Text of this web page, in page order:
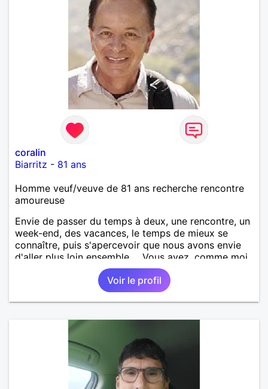
coralin
Biarritz - 81 ans
Homme veuf/veuve de 81 ans recherche rencontre
amoureuse
Envie de passer du temps à deux, une rencontre, un
week-end, des vacances, le temps de mieux se
connaître, puis s'apercevoir que nous avons envie
d'aller plus loin ensemble ... Vous avez, comme moi,
des valeurs morales comme respect, sincérité,
fidélité et humour, que vous êtes dans la simplicité,
un brin de culture, de la joie de vivre,...
Voir le profil